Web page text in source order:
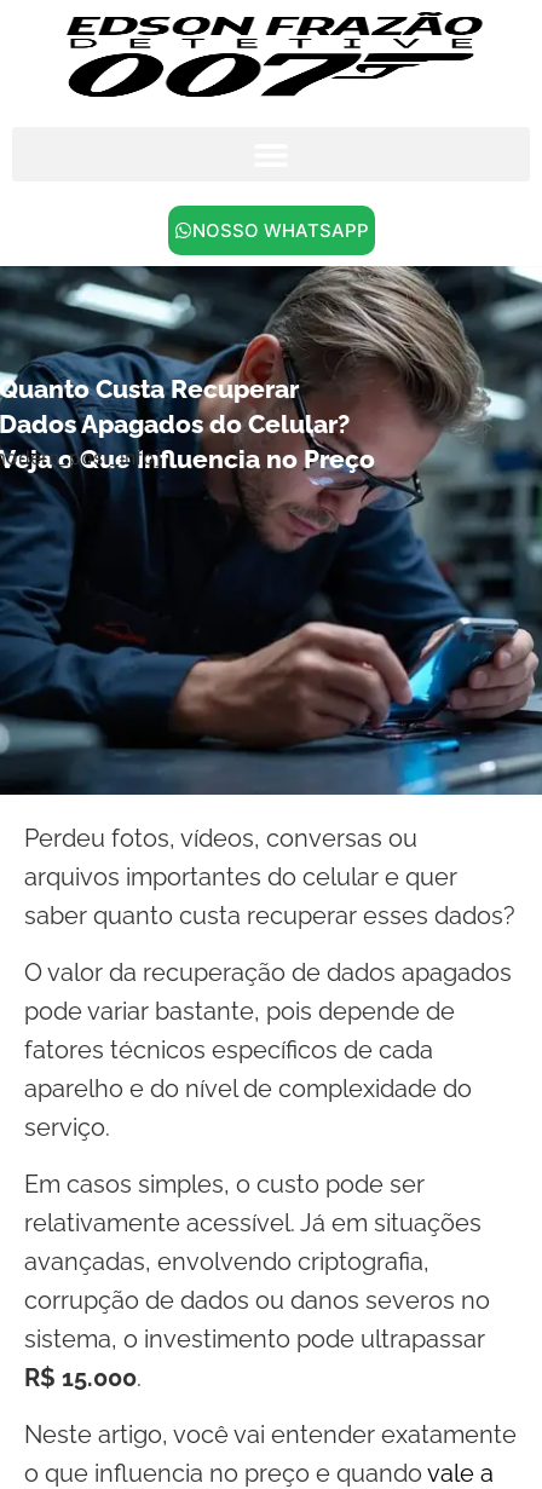
NOSSO WHATSAPP
Quanto Custa Recuperar
Dados Apagados do Celular?
Veja o Que Influencia no Preço
Perdeu fotos, vídeos, conversas ou
arquivos importantes do celular e quer
saber quanto custa recuperar esses dados?
O valor da recuperação de dados apagados
pode variar bastante, pois depende de
fatores técnicos específicos de cada
aparelho e do nível de complexidade do
serviço.
Em casos simples, o custo pode ser
relativamente acessível. Já em situações
avançadas, envolvendo criptografia,
corrupção de dados ou danos severos no
sistema, o investimento pode ultrapassar
R$ 15.000.
Neste artigo, você vai entender exatamente
o que influencia no preço e quando vale a